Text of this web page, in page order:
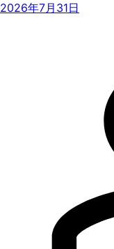
2026年7月31日